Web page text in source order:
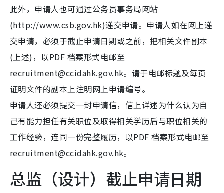
此外，申请人也可通过公务员事务局网站
(http://www.csb.gov.hk)递交申请。申请人如在网上递
交申请，必须于截止申请日期或之前，把相关文件副本
(上述)，以PDF 档案形式电邮至
recruitment@ccidahk.gov.hk。请于电邮标题及每页
证明文件的副本上注明网上申请编号。
申请人还必须提交一封申请信，信上详述为什么认为自
己有能力担任有关职位及取得相关学历后与职位相关的
工作经验，连同一份完整履历，以PDF 档案形式电邮至
recruitment@ccidahk.gov.hk。
总监（设计）截止申请日期